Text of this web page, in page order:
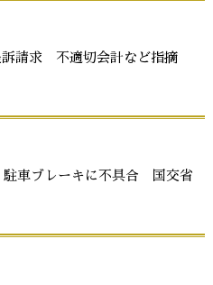
訴請求 不適切会計など指摘
車ブレーキに不具合 国交省